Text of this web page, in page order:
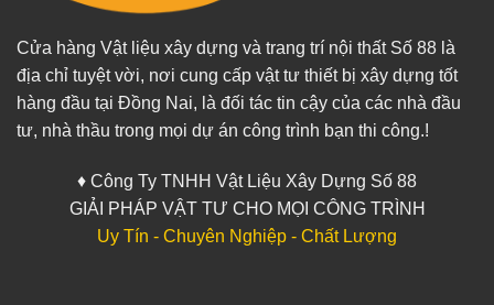
Cửa hàng Vật liệu xây dựng và trang trí nội thất Số 88 là
địa chỉ tuyệt vời, nơi cung cấp vật tư thiết bị xây dựng tốt
hàng đầu tại Đồng Nai, là đối tác tin cậy của các nhà đầu
tư, nhà thầu trong mọi dự án công trình bạn thi công.!
♦ Công Ty TNHH Vật Liệu Xây Dựng Số 88
GIẢI PHÁP VẬT TƯ CHO MỌI CÔNG TRÌNH
Uy Tín - Chuyên Nghiệp - Chất Lượng